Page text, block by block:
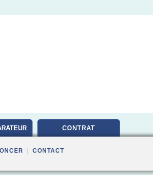
CONTRAT
CONTACT